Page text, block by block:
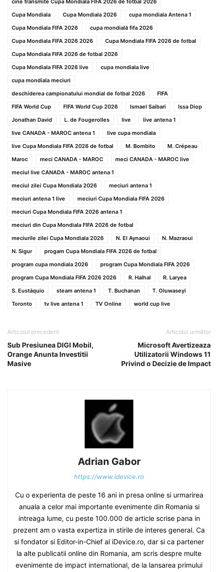
cine transmite Cupa Mondiala FIFA 2026 de fotbal 2026
Cupa Mondiala
Cupa Mondiala 2026
cupa mondiala Antena 1
Cupa Mondiala FIFA 2026
cupa mondială fifa 2026
Cupa Mondiala FIFA 2026 2026
Cupa Mondiala FIFA 2026 de fotbal
Cupa Mondiala FIFA 2026 de fotbal 2026
Cupa Mondiala FIFA 2026 live
cupa mondiala live
cupa mondiala meciuri
deschiderea campionatului mondial de fotbal 2026
FIFA
FIFA World Cup
FIFA World Cup 2026 Ismael Saibari
Issa Diop
Jonathan David
L. de Fougerolles live
live antena 1
live CANADA - MAROC antena 1
live cupa mondiala
live Cupa Mondiala FIFA 2026 de fotbal
M. Bombito
M. Crépeau
Maroc
meci CANADA - MAROC
meci CANADA - MAROC live
meciul live CANADA - MAROC antena 1
meciul zilei Cupa Mondiala 2026
meciuri antena 1
meciuri antena 1 live
meciuri Cupa Mondiala FIFA 2026
meciuri Cupa Mondiala FIFA 2026 antena 1
meciuri din Cupa Mondiala FIFA 2026 de fotbal
meciurile zilei Cupa Mondiala 2026
N. El Aynaoui
N. Mazraoui
N. Sigur
progam Cupa Mondiala FIFA 2026 de fotbal
program cupa mondiala 2026
program Cupa Mondiala FIFA 2026
program Cupa Mondiala FIFA 2026 2026
R. Halhal
R. Laryea
S. Eustáquio
steam antena 1 T. Buchanan
T. Oluwaseyi
Toronto
tv live antena 1 TV Online world cup live
Articolul precedent
Sub Presiunea DIGI Mobil,
Orange Anunta Investitii
Masive
Articolul următor
Microsoft Avertizeaza
Utilizatorii Windows 11
Privind o Decizie de Impact
Adrian Gabor
https://www.idevice.ro
Cu o experienta de peste 16 ani in presa online si urmarirea
anuala a celor mai importante evenimente din Romania si
intreaga lume, cu peste 100.000 de article scrise pana in
prezent am o vasta expertiza in stirile de interes general. Ca
si fondator si Editor-in-Chief al iDevice.ro, dar si ca partener
la alte publicatii online din Romania, am scris despre multe
evenimente de impact international, de la lansarea primului